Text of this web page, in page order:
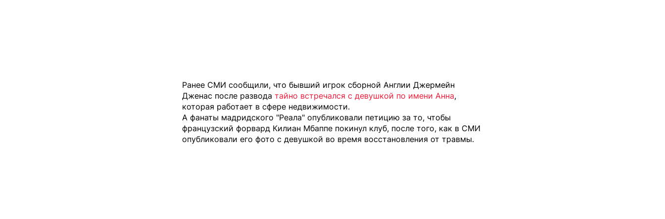
Ранее СМИ сообщили, что бывший игрок сборной Англии Джермейн
Дженас после развода тайно встречался с девушкой по имени Анна,
которая работает в сфере недвижимости.
А фанаты мадридского "Реала" опубликовали петицию за то, чтобы
французский форвард Килиан Мбаппе покинул клуб, после того, как в СМИ
опубликовали его фото с девушкой во время восстановления от травмы.